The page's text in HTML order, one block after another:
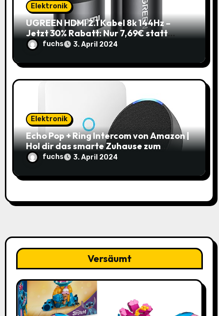
Elektronik
UGREEN HDMI 2.1 Kabel 8k 144Hz –
Jetzt 30% Rabatt: Nur 7,69€ statt
10,99€
fuchs 3. April 2024
Elektronik
Echo Pop + Ring Intercom von Amazon |
Hol dir das smarte Zuhause zum
Schnäppchenpreis!
fuchs 3. April 2024
Versäumt